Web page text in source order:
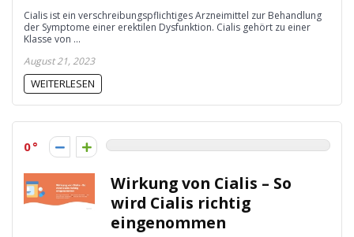
Cialis ist ein verschreibungspflichtiges Arzneimittel zur Behandlung
der Symptome einer erektilen Dysfunktion. Cialis gehört zu einer
Klasse von ...
August 21, 2023
WEITERLESEN
0
Wirkung von Cialis – So
wird Cialis richtig
eingenommen